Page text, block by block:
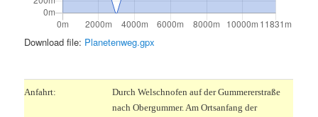
Download file: Planetenweg.gpx
Anfahrt:
Durch Welschnofen auf der Gummererstraße
nach Obergummer. Am Ortsanfang der